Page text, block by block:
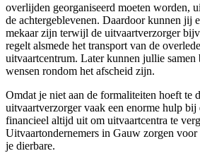
overlijden georganiseerd moeten worden,
de achtergeblevenen. Daardoor kunnen jij
mekaar zijn terwijl de uitvaartverzorger
regelt alsmede het transport van de
uitvaartcentrum. Later kunnen jullie samen
wensen rondom het afscheid zijn.
Omdat je niet aan de formaliteiten hoeft te
uitvaartverzorger vaak een enorme hulp
financieel altijd uit om uitvaartcentra te
Uitvaartondernemers in Gauw zorgen
je dierbare.